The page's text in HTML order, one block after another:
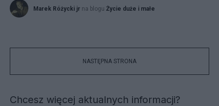
Marek Różycki jr na blogu Życie duże i małe
NASTĘPNA STRONA
Chcesz więcej aktualnych informacji?